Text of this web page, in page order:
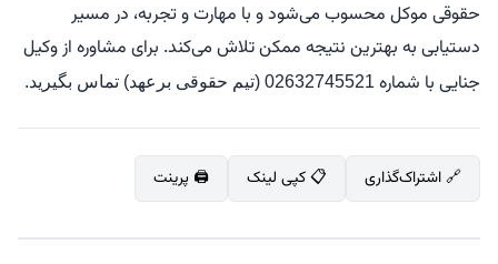
حقوقی موکل محسوب می‌شود و با مهارت و تجربه، در مسیر
دستیابی به بهترین نتیجه ممکن تلاش می‌کند. برای مشاوره از وکیل
جنایی با شماره 02632745521 (تیم حقوقی برعهد) تماس بگیرید.
🔗 اشتراک‌گذاری 📋 کپی لینک 🖨️ پرینت